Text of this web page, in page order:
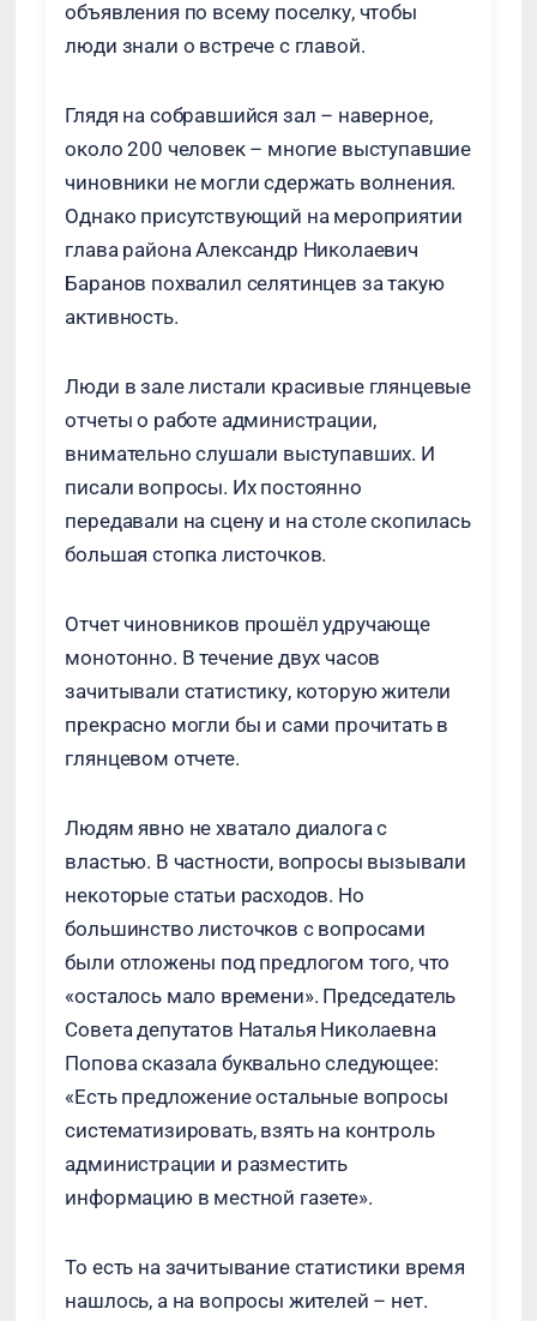
объявления по всему поселку, чтобы
люди знали о встрече с главой.
Глядя на собравшийся зал – наверное,
около 200 человек – многие выступавшие
чиновники не могли сдержать волнения.
Однако присутствующий на мероприятии
глава района Александр Николаевич
Баранов похвалил селятинцев за такую
активность.
Люди в зале листали красивые глянцевые
отчеты о работе администрации,
внимательно слушали выступавших. И
писали вопросы. Их постоянно
передавали на сцену и на столе скопилась
большая стопка листочков.
Отчет чиновников прошёл удручающе
монотонно. В течение двух часов
зачитывали статистику, которую жители
прекрасно могли бы и сами прочитать в
глянцевом отчете.
Людям явно не хватало диалога с
властью. В частности, вопросы вызывали
некоторые статьи расходов. Но
большинство листочков с вопросами
были отложены под предлогом того, что
«осталось мало времени». Председатель
Совета депутатов Наталья Николаевна
Попова сказала буквально следующее:
«Есть предложение остальные вопросы
систематизировать, взять на контроль
администрации и разместить
информацию в местной газете».
То есть на зачитывание статистики время
нашлось, а на вопросы жителей – нет.